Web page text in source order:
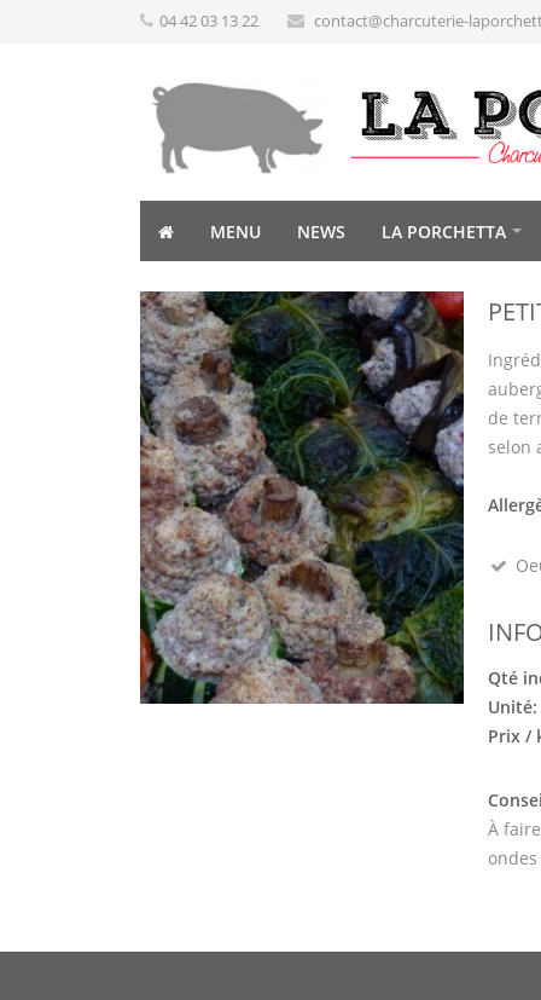
04 42 03 13 22 contact@charcuterie-
MENU NEWS LA PORCHETTA
de
selon
Qté
Unité:
Prix /
À
ondes